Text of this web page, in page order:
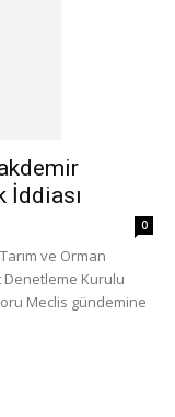
İddiası
0
ve Orman
Denetleme Kurulu
Meclis gündemine